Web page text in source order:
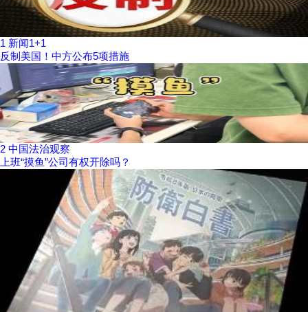
1 新闻1+1
反制美国！中方公布5项措施
2 中国法治观察
上班“摸鱼”公司有权开除吗？